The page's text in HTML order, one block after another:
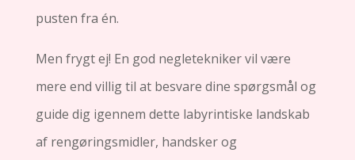
pusten fra én.
Men frygt ej! En god negletekniker vil være
mere end villig til at besvare dine spørgsmål og
guide dig igennem dette labyrintiske landskab
af rengøringsmidler, handsker og